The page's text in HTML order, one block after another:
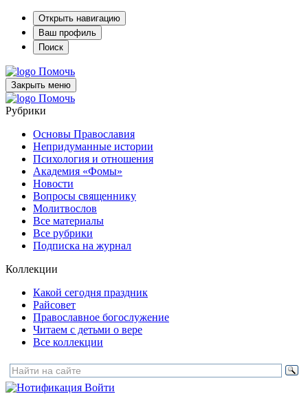
Открыть навигацию
Ваш профиль
Поиск
Помочь
Закрыть меню
Помочь
Рубрики
Основы Православия
Непридуманные истории
Психология и отношения
Академия «Фомы»
Новости
Вопросы священнику
Молитвослов
Все материалы
Все рубрики
Подписка на журнал
Коллекции
Какой сегодня праздник
Райсовет
Православное богослужение
Читаем с детьми о вере
Все коллекции
Войти